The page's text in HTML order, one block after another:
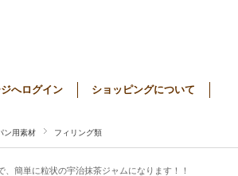
へログイン ショッピングについて
ン用素材 フィリング類
、簡単に粒状の宇治抹茶ジャムになります！！